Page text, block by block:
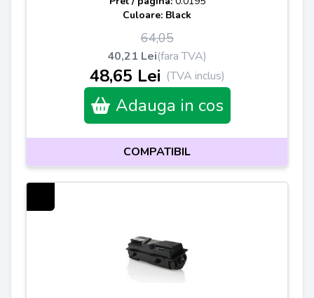
Culoare: Black
64,05
40,21 Lei(fara TVA)
48,65 Lei (TVA inclus)
Adauga in cos
COMPATIBIL